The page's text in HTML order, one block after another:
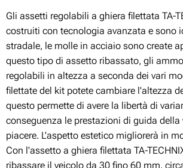
Gli assetti regolabili a ghiera filettata TA-
costruiti con tecnologia avanzata e sono
stradale, le molle in acciaio sono create
questo tipo di assetto ribassato, gli
regolabili in altezza a seconda dei vari
filettate del kit potete cambiare l'altezza
questo permette di avere la libertà di
conseguenza le prestazioni di guida della
piacere. L'aspetto estetico migliorerà in
Con l'assetto a ghiera filettata TA-
ribassare il veicolo da 30 fino 60 mm.